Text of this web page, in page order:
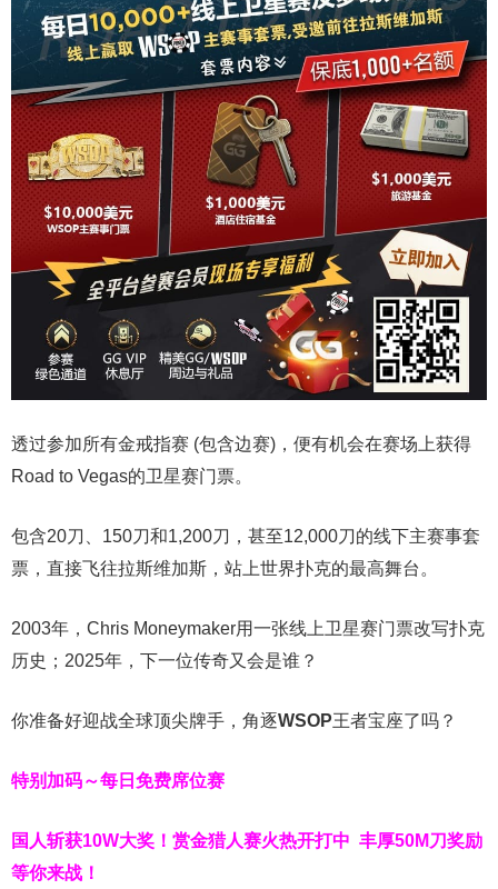
透过参加所有金戒指赛 (包含边赛)，便有机会在赛场上获得
Road to Vegas的卫星赛门票。
包含20刀、150刀和1,200刀，甚至12,000刀的线下主赛事套
票，直接飞往拉斯维加斯，站上世界扑克的最高舞台。
2003年，Chris Moneymaker用一张线上卫星赛门票改写扑克
历史；2025年，下一位传奇又会是谁？
你准备好迎战全球顶尖牌手，角逐WSOP王者宝座了吗？
特别加码～每日免费席位赛
国人斩获10W大奖！ 赏金猎人赛火热开打中 丰厚50M刀奖励
等你来战！